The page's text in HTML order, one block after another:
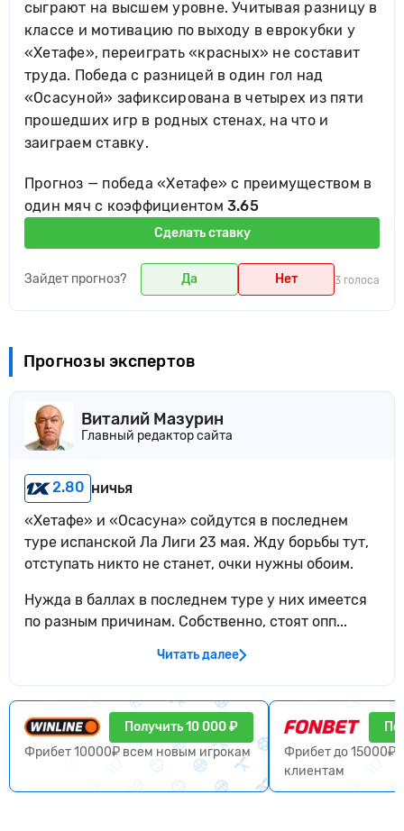
сыграют на высшем уровне. Учитывая разницу в
классе и мотивацию по выходу в еврокубки у
«Хетафе», переиграть «красных» не составит
труда. Победа с разницей в один гол над
«Осасуной» зафиксирована в четырех из пяти
прошедших игр в родных стенах, на что и
заиграем ставку.
Прогноз — победа «Хетафе» с преимуществом в
один мяч c коэффициентом 3.65
Сделать ставку
Зайдет прогноз? Да Нет 3 голоса
Прогнозы экспертов
Виталий Мазурин
Главный редактор сайта
2.80 ничья
«Хетафе» и «Осасуна» сойдутся в последнем
туре испанской Ла Лиги 23 мая. Жду борьбы тут,
отступать никто не станет, очки нужны обоим.
Нужда в баллах в последнем туре у них имеется
по разным причинам. Собственно, стоят опп...
Читать далее
Получить 10 000 ₽
Фрибет 10000₽ всем новым игрокам
Фрибет до 15000₽
клиентам